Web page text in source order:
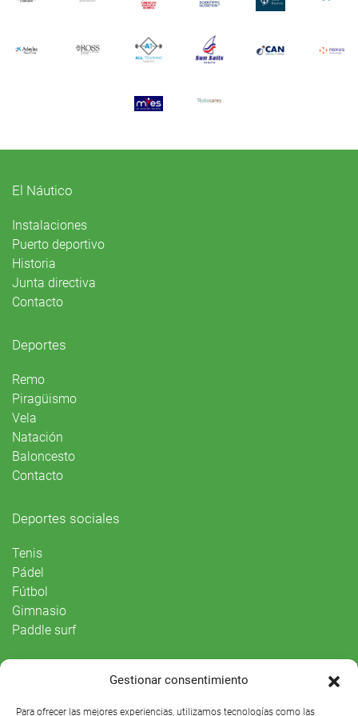
Gestionar consentimiento
Para ofrecer las mejores experiencias, utilizamos tecnologías como las
El Náutico
Instalaciones
Puerto deportivo
Historia
Junta directiva
Contacto
Deportes
Remo
Piragüismo
Vela
Natación
Baloncesto
Contacto
Deportes sociales
Tenis
Pádel
Fútbol
Gimnasio
Paddle surf
Agenda